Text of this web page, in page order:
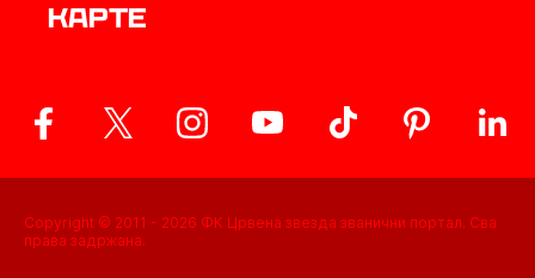
Карте
Copyright © 2011 - 2026 ФК Црвена звезда званични портал. Сва
права задржана.